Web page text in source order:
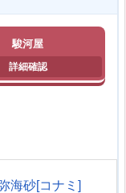
駿河屋
海砂[コナミ]